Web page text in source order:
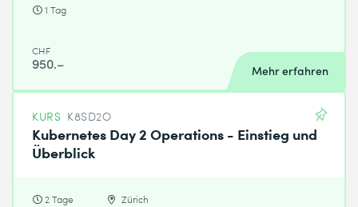
1 Tag
CHF
950.– Mehr erfahren
KURS K8SD2O
Kubernetes Day 2 Operations - Einstieg und
Überblick
2 Tage
Zürich